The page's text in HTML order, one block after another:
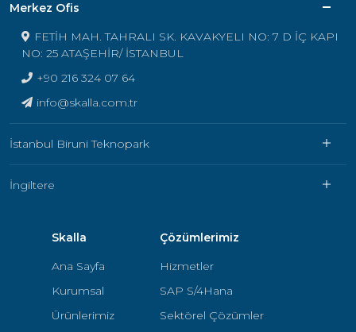
Merkez Ofis
FETİH MAH. TAHRALI SK. KAVAKYELI NO: 7 D İÇ KAPI
NO: 25 ATAŞEHİR/ İSTANBUL
+90 216 324 07 64
info@skalla.com.tr
İstanbul Biruni Teknopark
İngiltere
Skalla
Ana Sayfa
Kurumsal
Ürünlerimiz
Çözümlerimiz
Hizmetler
SAP S/4Hana
Sektörel Çözümler